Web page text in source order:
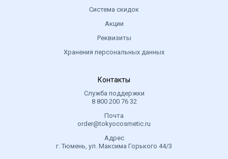
Система скидок
Акции
Реквизиты
Хранения персональных данных
Контакты
Служба поддержки
8 800 200 76 32
Почта
order@tokyocosmetic.ru
Адрес
г. Тюмень, ул. Максима Горького 44/3